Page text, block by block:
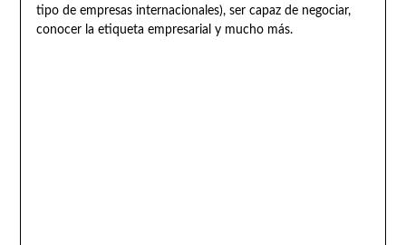
tipo de empresas internacionales), ser capaz de negociar,
conocer la etiqueta empresarial y mucho más.